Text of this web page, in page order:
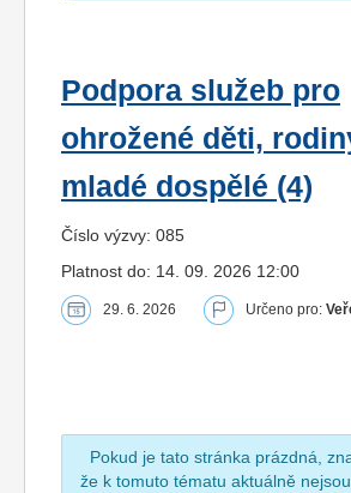
Podpora služeb pro
ohrožené děti,
mladé dospělé (4)
Číslo výzvy: 085
Platnost do: 14. 09. 2026 12:00
29. 6. 2026 Určeno pro:
Pokud je tato stránka prázdná,
že k tomuto tématu aktuálně